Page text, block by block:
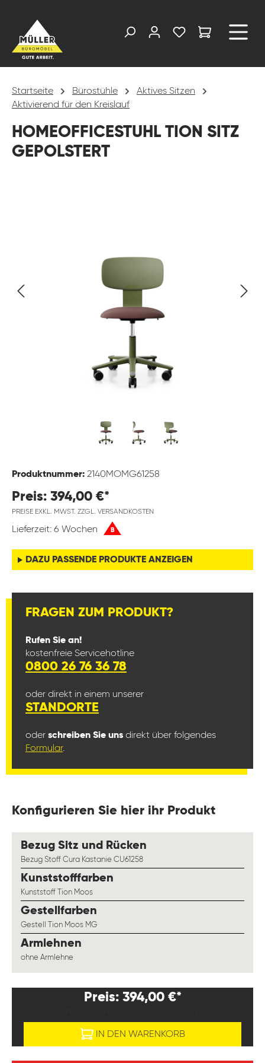
Startseite Bürostühle
Aktives Sitzen
Aktivierend für den Kreislauf
HOMEOFFICESTUHL TION SITZ
GEPOLSTERT
Produktnummer: 2140MOMG61258
Preis: 394,00 €*
PREISE EXKL. MWST. ZZGL. VERSANDKOSTEN
Lieferzeit: 6 Wochen B
DAZU PASSENDE PRODUKTE ANZEIGEN
FRAGEN ZUM PRODUKT?
Rufen Sie an!
kostenfreie Servicehotline
0800 26 76 36 78
oder direkt in einem unserer
STANDORTE
oder schreiben Sie uns direkt über folgendes
Formular.
Konfigurieren Sie hier ihr Produkt
Bezug Sitz und Rücken
Bezug Stoff Cura Kastanie CU61258
Kunststofffarben
Kunststoff Tion Moos
Gestellfarben
Gestell Tion Moos MG
Armlehnen
ohne Armlehne
Preis: 394,00 €*
IN DEN WARENKORB